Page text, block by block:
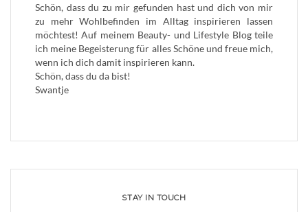
Schön, dass du zu mir gefunden hast und dich von mir
zu mehr Wohlbefinden im Alltag inspirieren lassen
möchtest! Auf meinem Beauty- und Lifestyle Blog teile
ich meine Begeisterung für alles Schöne und freue mich,
wenn ich dich damit inspirieren kann.
Schön, dass du da bist!
Swantje
STAY IN TOUCH